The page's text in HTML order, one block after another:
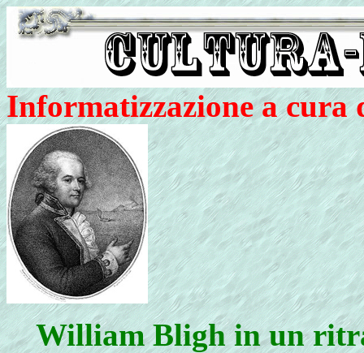
Informatizzazione a cura
William Bligh in un